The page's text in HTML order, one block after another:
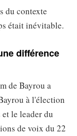
du contexte
était inévitable.
différence
de Bayrou a
à l'élection
le leader du
de voix du 22